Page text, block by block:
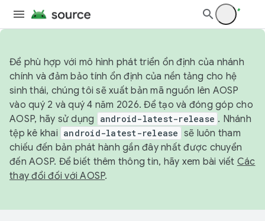
Để phù hợp với mô hình phát triển ổn định của nhánh
chính và đảm bảo tính ổn định của nền tảng cho hệ
sinh thái, chúng tôi sẽ xuất bản mã nguồn lên AOSP
vào quý 2 và quý 4 năm 2026. Để tạo và đóng góp cho
AOSP, hãy sử dụng
android-latest-release . Nhánh
tệp kê khai android-latest-release sẽ luôn tham
chiếu đến bản phát hành gần đây nhất được chuyển
đến AOSP. Để biết thêm thông tin, hãy xem bài viết Các
thay đổi đối với AOSP.